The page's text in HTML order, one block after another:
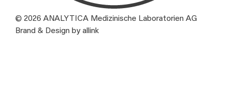
© 2026 ANALYTICA Medizinische Laboratorien AG
Brand & Design by allink